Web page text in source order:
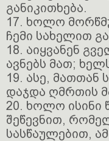
განიკითხება.
17. ხოლო
ჩემი სახელით
18. აიყვანენ
ავნებს მათ;
19. ასე,
დაჯდა ღმრთის
20. ხოლო ისინი
შეწევნით,
სასწაულებით,